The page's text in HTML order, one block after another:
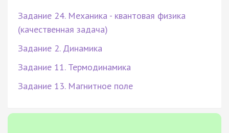
Задание 24. Механика - квантовая физика
(качественная задача)
Задание 2. Динамика
Задание 11. Термодинамика
Задание 13. Магнитное поле